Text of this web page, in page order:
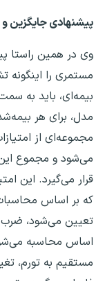
پیشنهادی جایگزین
وی در همین راستا
مستمری را
بیمه‌ای، باید به
مدل، برای هر
مجموعه‌ای از
می‌شود و مجموع
قرار می‌گیرد. این
که بر اساس
تعیین می‌شود،
اساس محاسبه
مستقیم به تورم،